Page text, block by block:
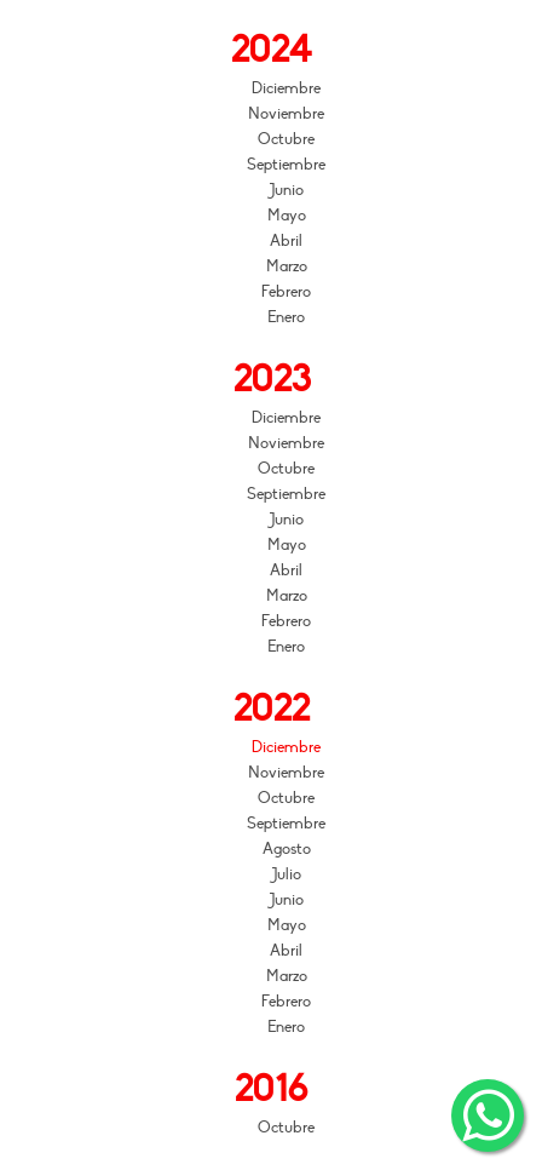
2024
Diciembre
Noviembre
Octubre
Septiembre
Junio
Mayo
Abril
Marzo
Febrero
Enero
2023
Diciembre
Noviembre
Octubre
Septiembre
Junio
Mayo
Abril
Marzo
Febrero
Enero
2022
Diciembre
Noviembre
Octubre
Septiembre
Agosto
Julio
Junio
Mayo
Abril
Marzo
Febrero
Enero
2016
Octubre